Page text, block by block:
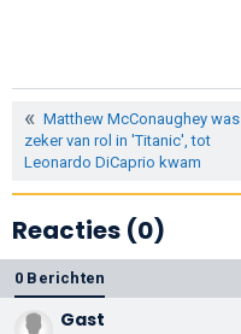
Matthew McConaughey was
zeker van rol in 'Titanic', tot
Leonardo DiCaprio kwam
Reacties (0)
0 Berichten
Gast